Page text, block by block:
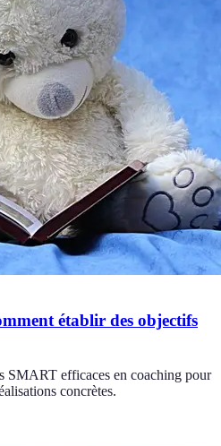
établir des objectifs
SMART efficaces en coaching pour
concrètes.